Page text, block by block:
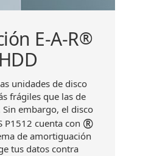
E-A-R®
HDD
unidades de disco
frágiles que las de
embargo, el disco
P1512 cuenta con ®
de amortiguación
tus datos contra